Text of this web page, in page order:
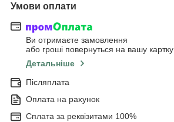
Умови оплати
Ви отримаєте замовлення
або гроші повернуться на вашу картку
Детальніше
Післяплата
Оплата на рахунок
Сплата за реквізитами 100%